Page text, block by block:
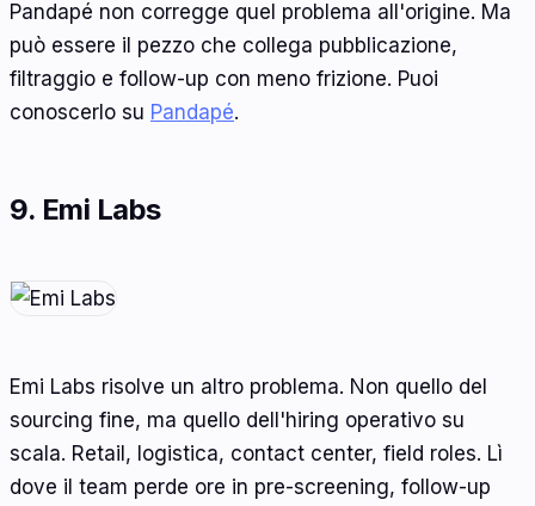
Pandapé non corregge quel problema all'origine. Ma
può essere il pezzo che collega pubblicazione,
filtraggio e follow-up con meno frizione. Puoi
conoscerlo su Pandapé.
9. Emi Labs
Emi Labs risolve un altro problema. Non quello del
sourcing fine, ma quello dell'hiring operativo su
scala. Retail, logistica, contact center, field roles. Lì
dove il team perde ore in pre-screening, follow-up